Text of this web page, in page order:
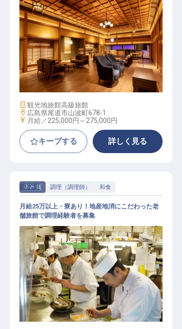
ゲストリレーション（経験者募集）
施設業態
観光地旅館高級旅館
勤務地
広島県尾道市山波町678-1
給与
月給／225,000円～ 275,000円
キープする 詳しく見る
正社員 調理（調理師） 和食
和食 / 正社員
錦水館
月給25万以上・寮あり！地産地消にこだわった老
舗旅館で調理経験者を募集